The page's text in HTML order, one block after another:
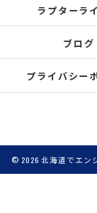
ラプターラ
ブログ
プライバシー
© 2026 北海道でエンジ